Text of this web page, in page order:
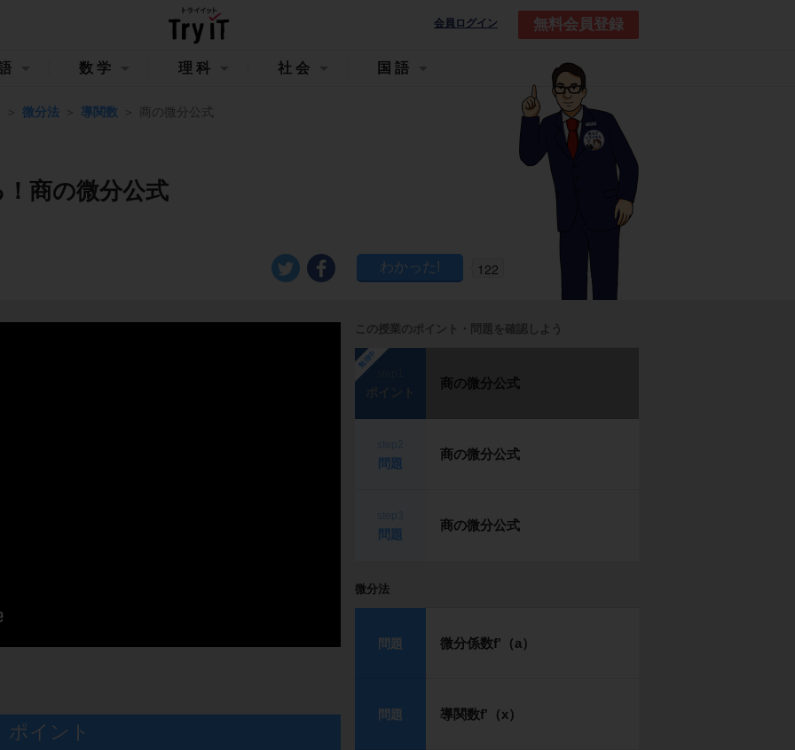
会員ログイン 無料会員登録
数学 理科 社会 国語
微分法 導関数 商の微分公式
商の微分公式
122
ポイント
この授業のポイント・問題を確認しよう
勉強中
商の微分公式
問題
商の微分公式
問題
商の微分公式
微分法
問題 微分係数f'（a）
問題 導関数f'（x）